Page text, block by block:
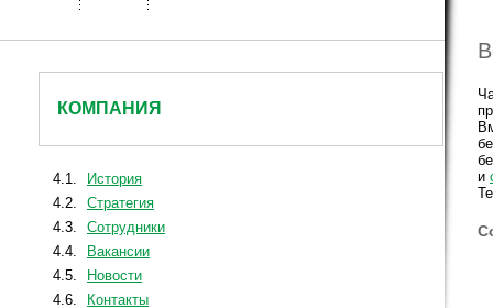
КОМПАНИЯ
4.1.
История
4.2.
Стратегия
4.3.
Сотрудники
4.4.
Вакансии
4.5.
Новости
4.6.
Контакты
и